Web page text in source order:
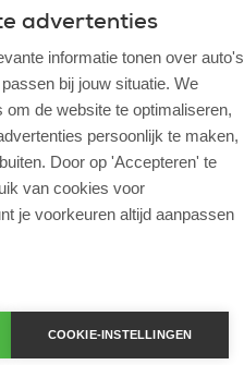
advertenties
informatie tonen over auto's
bij jouw situatie. We
de website te optimaliseren,
persoonlijk te maken,
Door op 'Accepteren' te
van cookies voor
je voorkeuren altijd aanpassen
COOKIE-INSTELLINGEN